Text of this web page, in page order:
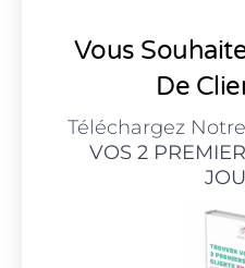
Vous
De
Téléchargez
VOS 2